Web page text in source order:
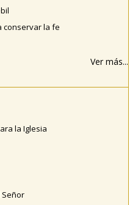
conservar la fe
Ver más...
la Iglesia
Señor